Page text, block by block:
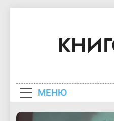
содержимому
МЕНЮ